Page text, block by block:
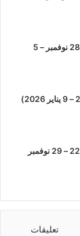
نشرة أخبار المانجا الأسبوعية (28 نوفمبر – 5
نشرة أخبار المانجا الأسبوعية (22 – 29 نوفمبر
تعليقات